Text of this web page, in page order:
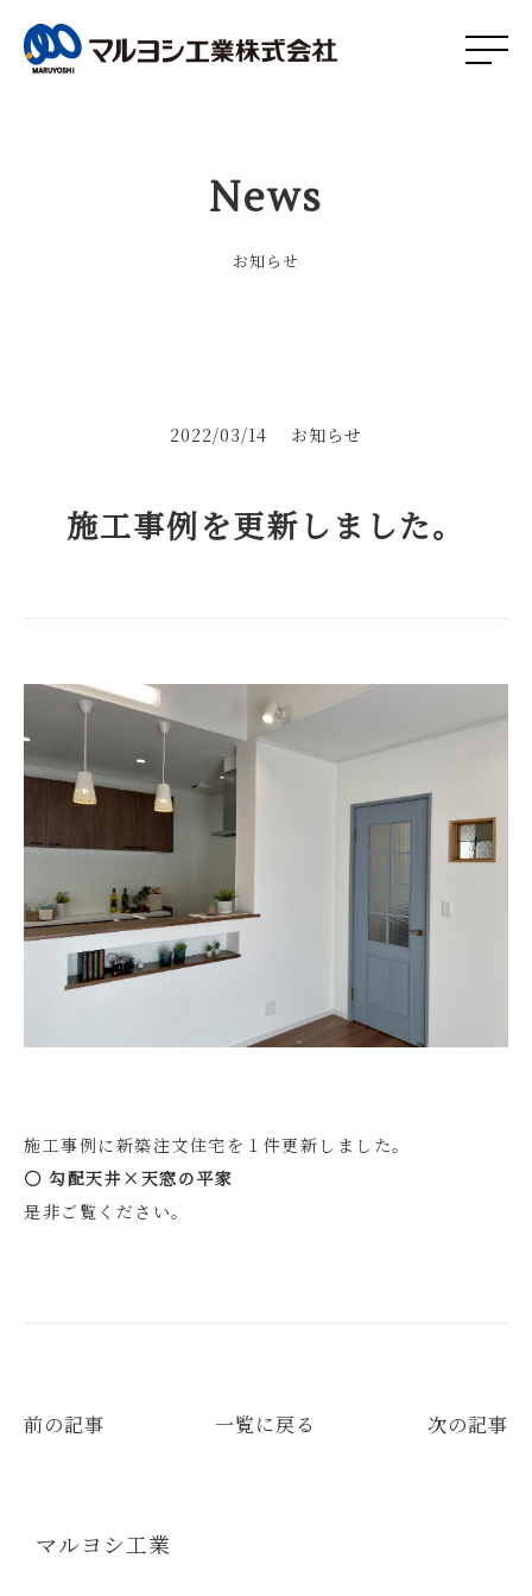
News
お知らせ
2022/03/14 お知らせ
施工事例を更新しました。
施工事例に新築注文住宅を１件更新しました。
〇 勾配天井×天窓の平家
是非ご覧ください。
前の記事 一覧に戻る 次の記事
マルヨシ工業